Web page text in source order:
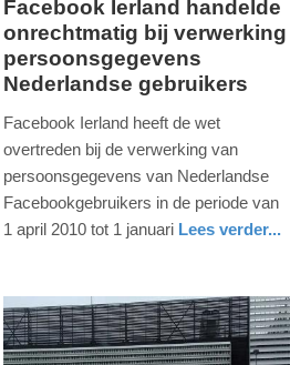
woensdag,
15.
maart
2023
Update:
2025
09:10
Facebook Ierland handelde
onrechtmatig bij verwerking
persoonsgegevens
Nederlandse gebruikers
Facebook Ierland heeft de wet
overtreden bij de verwerking van
persoonsgegevens van Nederlandse
Facebookgebruikers in de periode van
1 april 2010 tot 1 januari Lees verder...